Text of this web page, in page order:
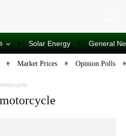
Solar Energy General
Market Prices Opinion Polls